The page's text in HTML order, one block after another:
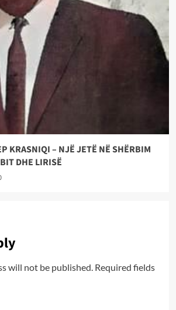
KRASNIQI – NJË JETË NË SHËRBIM
DHE LIRISË
will not be published. Required fields